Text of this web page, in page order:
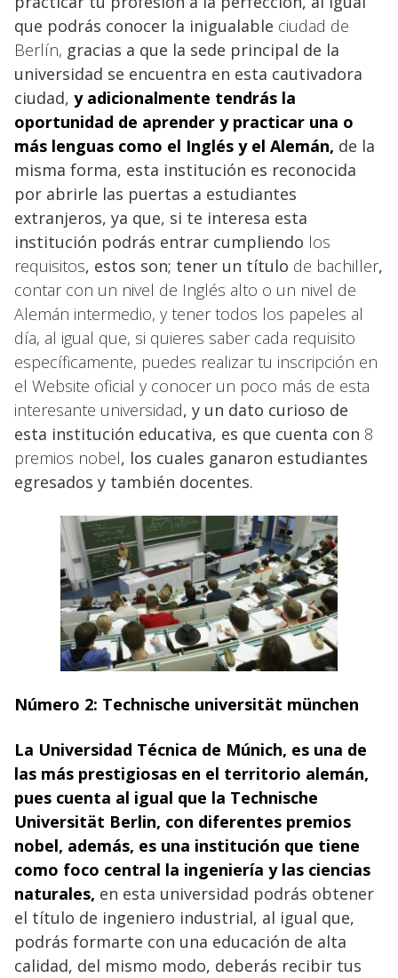
que podrás conocer la inigualable ciudad de
Berlín, gracias a que la sede principal de la
universidad se encuentra en esta cautivadora
ciudad, y adicionalmente tendrás la
oportunidad de aprender y practicar una o
más lenguas como el Inglés y el Alemán, de la
misma forma, esta institución es reconocida
por abrirle las puertas a estudiantes
extranjeros, ya que, si te interesa esta
institución podrás entrar cumpliendo los
requisitos, estos son; tener un título de bachiller,
contar con un nivel de Inglés alto o un nivel de
Alemán intermedio, y tener todos los papeles al
día, al igual que, si quieres saber cada requisito
específicamente, puedes realizar tu inscripción en
el Website oficial y conocer un poco más de esta
interesante universidad, y un dato curioso de
esta institución educativa, es que cuenta con 8
premios nobel, los cuales ganaron estudiantes
egresados y también docentes.
Número 2: Technische universität münchen
La Universidad Técnica de Múnich, es una de
las más prestigiosas en el territorio alemán,
pues cuenta al igual que la Technische
Universität Berlin, con diferentes premios
nobel, además, es una institución que tiene
como foco central la ingeniería y las ciencias
naturales, en esta universidad podrás obtener
el título de ingeniero industrial, al igual que,
podrás formarte con una educación de alta
calidad, del mismo modo, deberás recibir tus